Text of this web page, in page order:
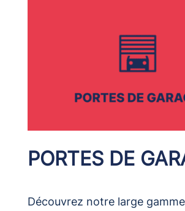
PORTES DE
Découvrez notre large